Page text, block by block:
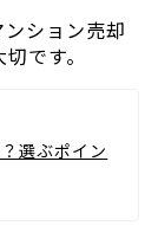
ション売却
です。
選ぶポイン